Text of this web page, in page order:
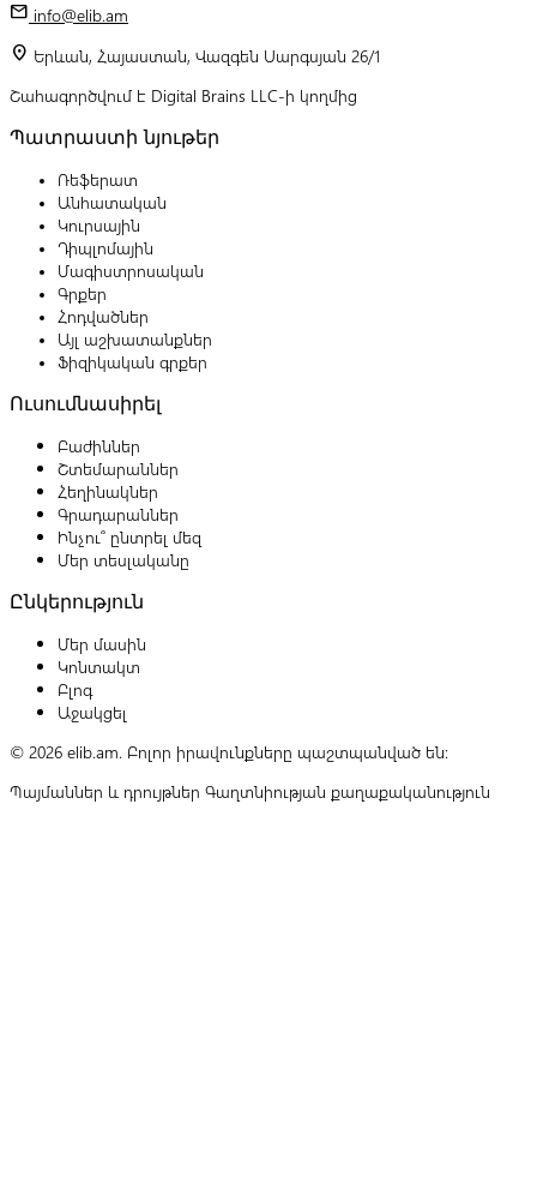
mail info@elib.am
location_on Երևան, Հայաստան, Վազգեն Սարգսյան 26/1
Շահագործվում է Digital Brains LLC-ի կողմից
Պատրաստի նյութեր
Ռեֆերատ
Անհատական
Կուրսային
Դիպլոմային
Մագիստրոսական
Գրքեր
Հոդվածներ
Այլ աշխատանքներ
Ֆիզիկական գրքեր
Ուսումնասիրել
Բաժիններ
Շտեմարաններ
Հեղինակներ
Գրադարաններ
Ինչու՞ ընտրել մեզ
Մեր տեսլականը
Ընկերություն
Մեր մասին
Կոնտակտ
Բլոգ
Աջակցել
© 2026 elib.am. Բոլոր իրավունքները պաշտպանված են:
Պայմաններ և դրույթներ Գաղտնիության քաղաքականություն